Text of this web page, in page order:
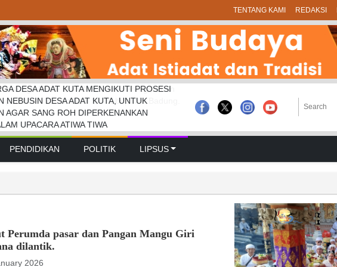
TENTANG KAMI REDAKSI
DESA ADAT KUTA MENGIKUTI PROSESI
NEBUSIN DESA ADAT KUTA, UNTUK
AGAR SANG ROH DIPERKENANKAN
UPACARA ATIWA TIWA
Seniman Terima “Batur Paramanugraha”
I Made Rai Wirata Hadiri Pengarahan
dan Kecamatan Se-Kabupaten Badung.
PENDIDIKAN POLITIK LIPSUS
Perumda pasar dan Pangan Mangu Giri
dilantik.
2026